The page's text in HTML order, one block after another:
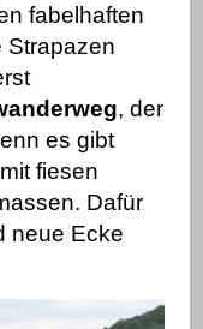
fabelhaften
Strapazen
, der
es gibt
fiesen
Dafür
neue Ecke